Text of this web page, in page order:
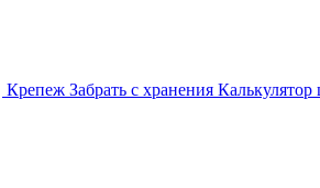
Крепеж Забрать с хранения